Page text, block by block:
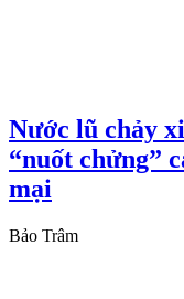
Nước lũ chảy
“nuốt chửng”
mại
Bảo Trâm